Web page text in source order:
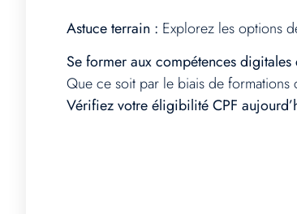
Astuce terrain : Explorez les options
Se former aux compétences digitales
Que ce soit par le biais de formations
Vérifiez votre éligibilité CPF